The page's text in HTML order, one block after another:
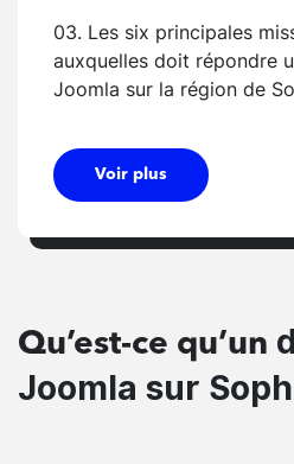
03. Les six principales
auxquelles doit répondre
Joomla sur la région de
Voir plus
Qu’est-ce qu’un
Joomla sur